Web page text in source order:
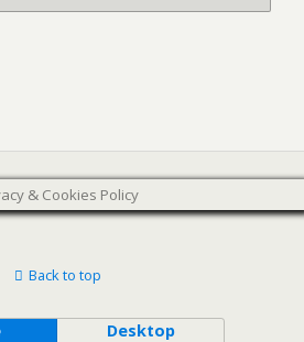
& Cookies Policy
Back to top
Desktop